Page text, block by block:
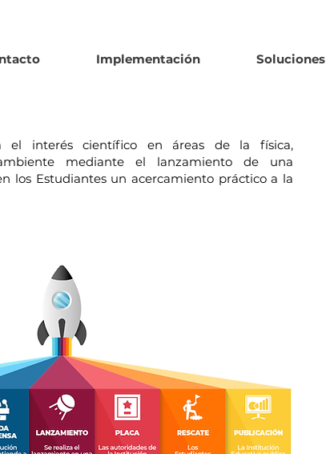
Implementación Soluciones
el interés científico en áreas de la física,
mediante el lanzamiento de una
los Estudiantes un acercamiento práctico a la